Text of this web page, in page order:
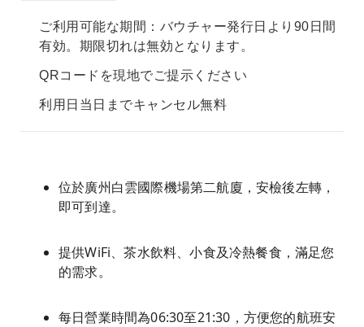
ご利用可能な期間：バウチャー発行日より90日間
有効。期限切れは無効となります。
QRコードを現地でご提示ください
利用日当日までキャンセル無料
位於廣州白雲國際機場第二航廈，安檢後左轉，
即可到達。
提供WiFi、茶水飲料、小食及冷熱餐食，滿足您
的需求。
每日營業時間為06:30至21:30，方便您的航班安